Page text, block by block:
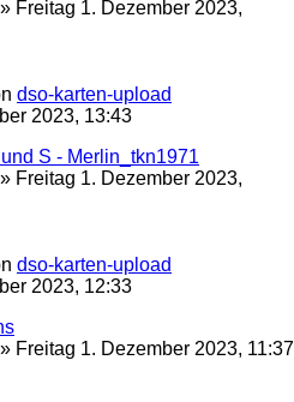
» Freitag 1. Dezember 2023,
dso-karten-upload
2023, 13:43
S - Merlin_tkn1971
» Freitag 1. Dezember 2023,
dso-karten-upload
2023, 12:33
» Freitag 1. Dezember 2023, 11:37